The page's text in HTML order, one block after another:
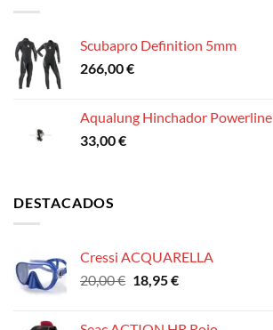
Scubapro Definition 5mm
266,00€
Aqualung Hinchador Powerline
33,00€
DESTACADOS
Cressi ACQUARELLA
20,00€ El
18,95€El